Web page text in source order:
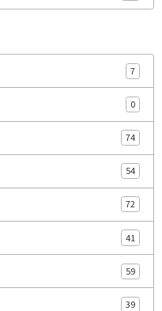
7
0
74
54
72
41
59
39